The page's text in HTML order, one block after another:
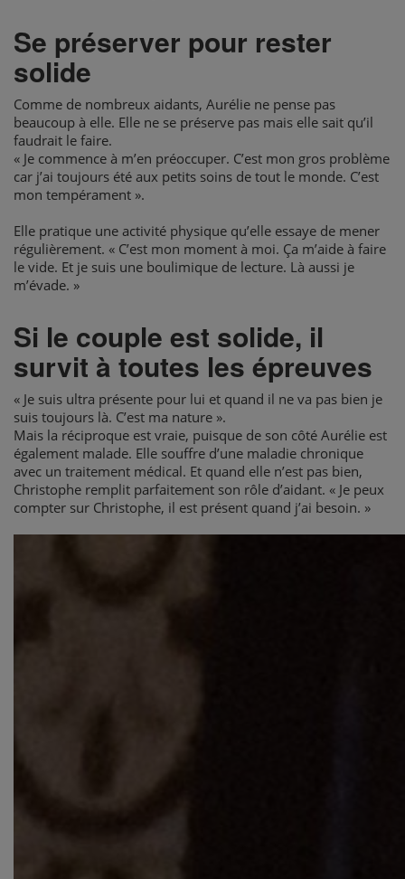
Se préserver pour rester
solide
Comme de nombreux aidants, Aurélie ne pense pas
beaucoup à elle. Elle ne se préserve pas mais elle sait qu’il
faudrait le faire.
« Je commence à m’en préoccuper. C’est mon gros problème
car j’ai toujours été aux petits soins de tout le monde. C’est
mon tempérament ».
Elle pratique une activité physique qu’elle essaye de mener
régulièrement. « C’est mon moment à moi. Ça m’aide à faire
le vide. Et je suis une boulimique de lecture. Là aussi je
m’évade. »
Si le couple est solide, il
survit à toutes les épreuves
« Je suis ultra présente pour lui et quand il ne va pas bien je
suis toujours là. C’est ma nature ».
Mais la réciproque est vraie, puisque de son côté Aurélie est
également malade. Elle souffre d’une maladie chronique
avec un traitement médical. Et quand elle n’est pas bien,
Christophe remplit parfaitement son rôle d’aidant. « Je peux
compter sur Christophe, il est présent quand j’ai besoin. »